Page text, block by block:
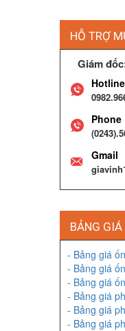
HỖ TRỢ
Giám
Hotline
Phone
Gmail
BẢNG GIÁ
- Bảng giá
- Bảng giá
- Bảng giá
- Bảng giá
- Bảng giá
- Bảng giá